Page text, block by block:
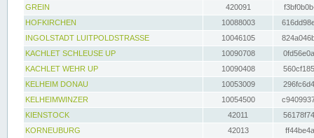
GREIN
420091
HOFKIRCHEN
10088003
INGOLSTADT LUITPOLDSTRASSE
10046105
KACHLET SCHLEUSE UP
10090708
KACHLET WEHR UP
10090408
KELHEIM DONAU
10053009
KELHEIMWINZER
10054500
KIENSTOCK
42011
KORNEUBURG
42013